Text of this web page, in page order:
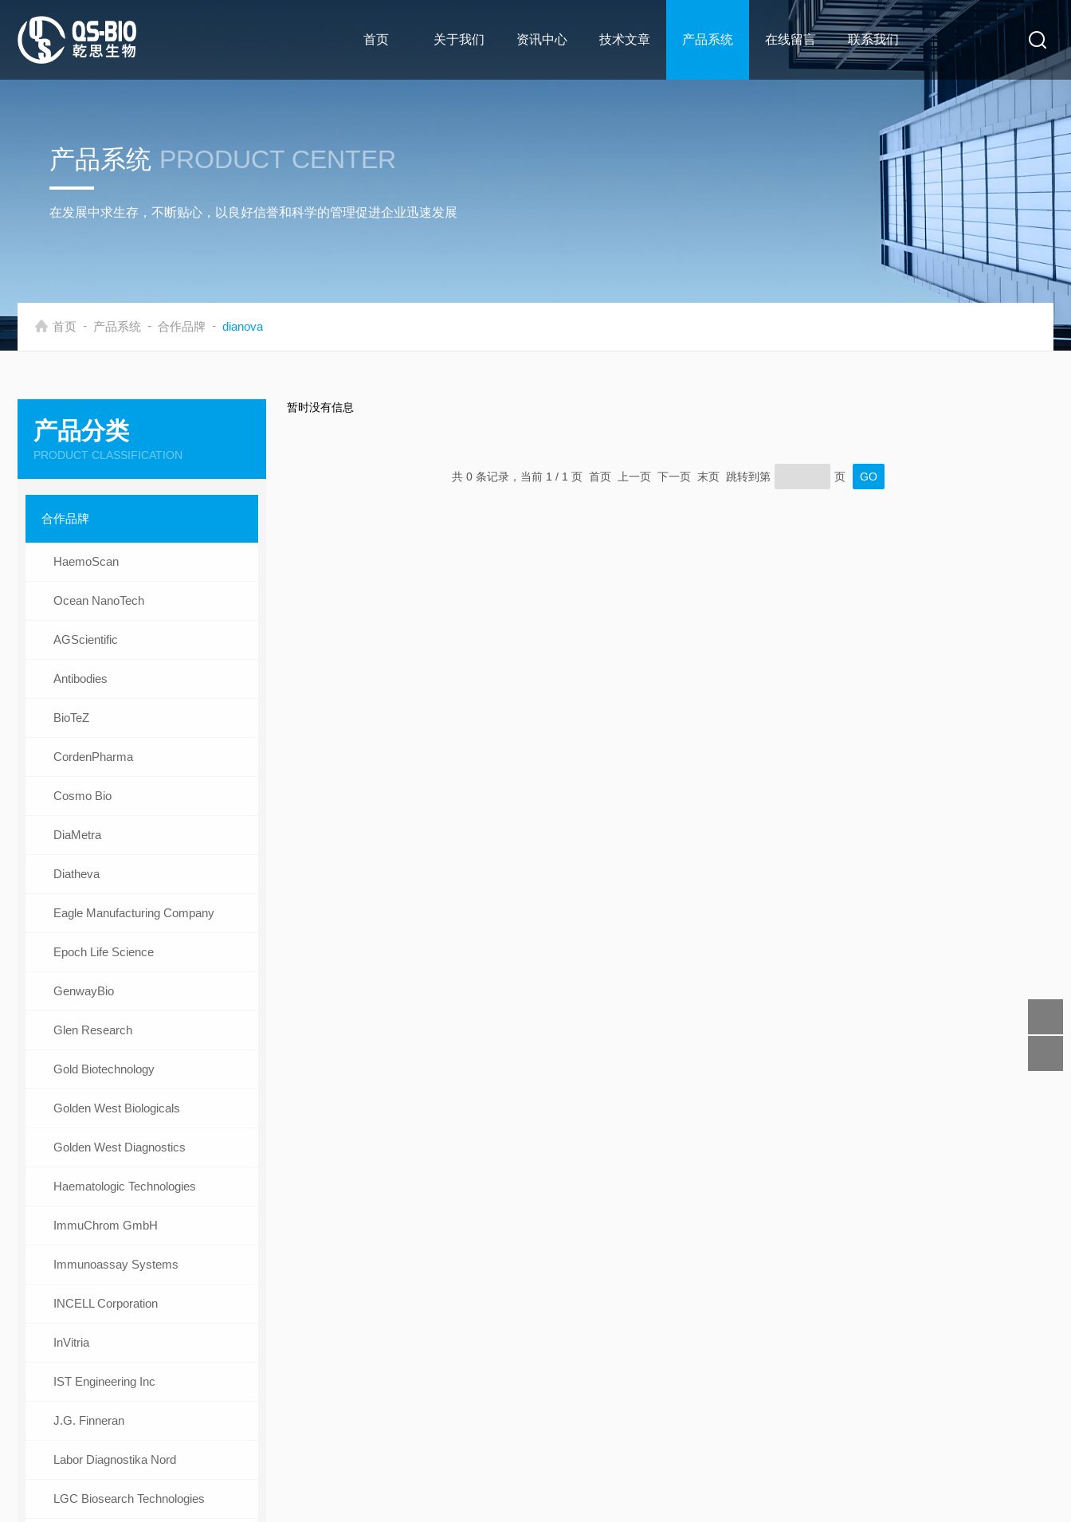
首页 关于我们 资讯中心 技术文章 产品系统 在线留言 联系我们
产品系统 PRODUCT CENTER
在发展中求生存，不断贴心，以良好信誉和科学的管理促进企业迅速发展
首页 - 产品系统 - 合作品牌 - dianova
产品分类
PRODUCT CLASSIFICATION
合作品牌
HaemoScan
Ocean NanoTech
AGScientific
Antibodies
BioTeZ
CordenPharma
Cosmo Bio
DiaMetra
Diatheva
Eagle Manufacturing Company
Epoch Life Science
GenwayBio
Glen Research
Gold Biotechnology
Golden West Biologicals
Golden West Diagnostics
Haematologic Technologies
ImmuChrom GmbH
Immunoassay Systems
INCELL Corporation
InVitria
IST Engineering Inc
J.G. Finneran
Labor Diagnostika Nord
LGC Biosearch Technologies
暂时没有信息
共 0 条记录，当前 1 / 1 页 首页 上一页 下一页 末页 跳转到第 页